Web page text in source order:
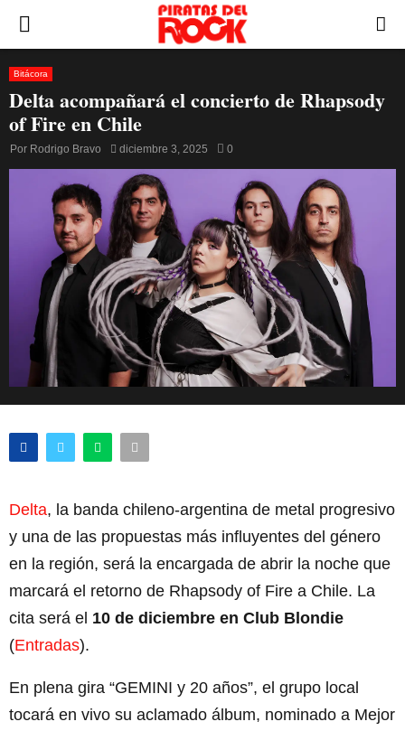
PRIMARY
MENU
Bitácora
Delta acompañará el concierto de Rhapsody
of Fire en Chile
Por Rodrigo Bravo diciembre 3, 2025 0
Delta, la banda chileno-argentina de metal progresivo
y una de las propuestas más influyentes del género
en la región, será la encargada de abrir la noche que
marcará el retorno de Rhapsody of Fire a Chile. La
cita será el 10 de diciembre en Club Blondie
(Entradas).
En plena gira “GEMINI y 20 años”, el grupo local
tocará en vivo su aclamado álbum, nominado a Mejor